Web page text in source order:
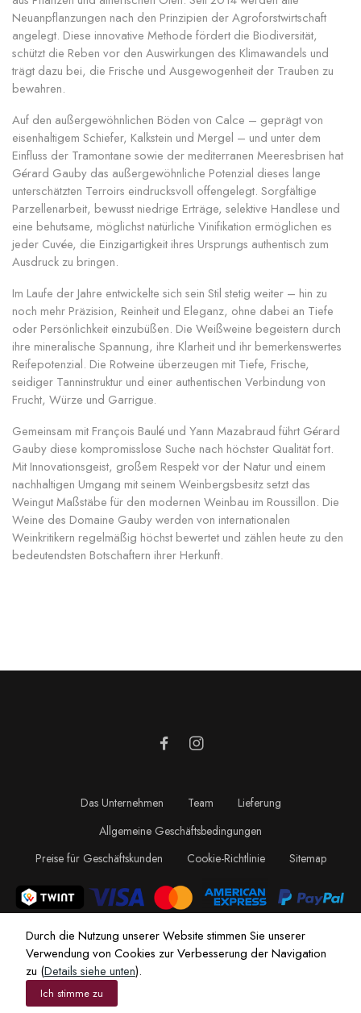
Neuanpflanzungen nach den Prinzipien der Agroforstwirtschaft
angelegt. Diese innovative Methode fördert die Biodiversität,
schützt die Reben vor den Auswirkungen des Klimawandels und
trägt dazu bei, die Frische und Ausgewogenheit der Trauben zu
bewahren.
Auf den außergewöhnlichen Böden von Calce – geprägt von
eisenhaltigem Schiefer, Kalkstein und Mergel – und unter dem
Einfluss der Tramontane sowie der mediterranen Meeresbrisen hat
Gérard Gauby das außergewöhnliche Potenzial dieses lange
unterschätzten Terroirs eindrucksvoll offengelegt. Sorgfältige
Parzellenarbeit, bewusst niedrige Erträge, selektive Handlese und
eine behutsame, möglichst natürliche Vinifikation ermöglichen es
jeder Cuvée, die Einzigartigkeit ihres Ursprungs authentisch zum
Ausdruck zu bringen.
Im Laufe der Jahre entwickelte sich sein Stil stetig weiter – hin zu
noch mehr Präzision, Reinheit und Eleganz, ohne dabei an Tiefe
oder Persönlichkeit einzubüßen. Die Weißweine begeistern durch
ihre mineralische Spannung, ihre Klarheit und ihr bemerkenswertes
Reifepotenzial. Die Rotweine überzeugen mit Tiefe, Frische,
seidiger Tanninstruktur und einer authentischen Verbindung von
Frucht, Würze und Garrigue.
Gemeinsam mit François Baulé und Yann Mazabraud führt Gérard
Gauby diese kompromisslose Suche nach höchster Qualität fort.
Mit Innovationsgeist, großem Respekt vor der Natur und einem
nachhaltigen Umgang mit seinem Weinbergsbesitz setzt das
Weingut Maßstäbe für den modernen Weinbau im Roussillon. Die
Weine des Domaine Gauby werden von internationalen
Weinkritikern regelmäßig höchst bewertet und zählen heute zu den
bedeutendsten Botschaftern ihrer Herkunft.
Das Unternehmen Team
Lieferung
Allgemeine Geschäftsbedingungen
Preise für Geschäftskunden
Cookie-Richtlinie Sitemap
© Le Millésime - Siegenthaler Frères SA |
Durch die Nutzung unserer Website stimmen Sie unserer
Verwendung von Cookies zur Verbesserung der Navigation
zu (Details siehe unten).
Ich stimme zu